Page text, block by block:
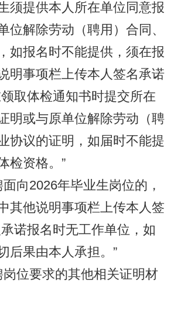
须提供本人所在单位同意报
位解除劳动（聘用）合同、
如报名时不能提供，须在报
明事项栏上传本人签名承诺
取体检通知书时提交所在
明或与原单位解除劳动（聘
协议的证明，如届时不能提
检资格。”
面向2026年毕业生岗位的，
其他说明事项栏上传本人签
诺报名时无工作单位，如
后果由本人承担。”
岗位要求的其他相关证明材